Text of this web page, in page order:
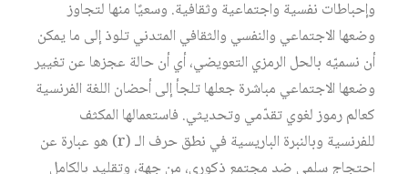
وإحباطات نفسية واجتماعية وثقافية. وسعيًا منها لتجاوز
وضعها الاجتماعي والنفسي والثقافي المتدني تلوذ إلى ما يمكن
أن نسميّه بالحل الرمزي التعويضي، أي أن حالة عجزها عن تغيير
وضعها الاجتماعي مباشرة جعلها تلجأ إلى أحضان اللغة الفرنسية
كعالم رموز لغوي تقدّمي وتحديثي. فاستعمالها المكثف
للفرنسية وبالنبرة الباريسية في نطق حرف الـ (r) هو عبارة عن